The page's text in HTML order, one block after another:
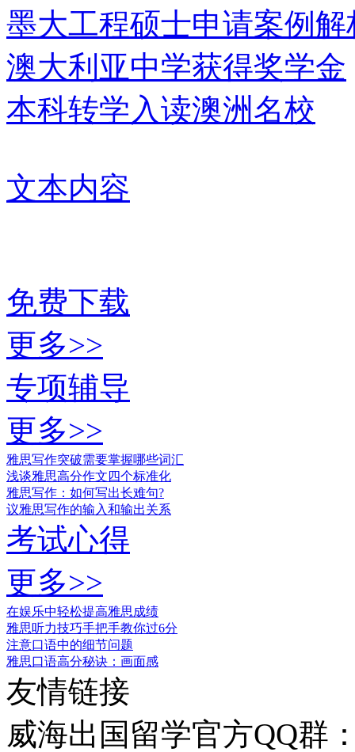
墨大工程硕士申请案例解
澳大利亚中学获得奖学金
本科转学入读澳洲名校
文本内容
免费下载
更多>>
专项辅导
更多>>
雅思写作突破需要掌握哪些词汇
浅谈雅思高分作文四个标准化
雅思写作：如何写出长难句?
议雅思写作的输入和输出关系
考试心得
更多>>
在娱乐中轻松提高雅思成绩
雅思听力技巧手把手教你过6分
注意口语中的细节问题
雅思口语高分秘诀：画面感
友情链接
威海出国留学官方QQ群